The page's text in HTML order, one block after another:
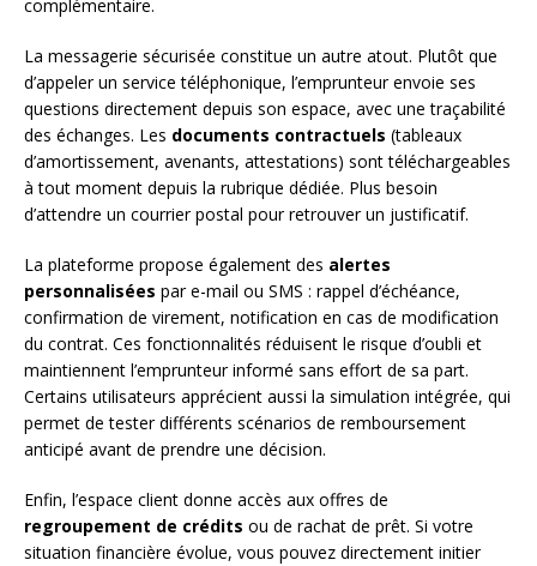
complémentaire.
La messagerie sécurisée constitue un autre atout. Plutôt que
d’appeler un service téléphonique, l’emprunteur envoie ses
questions directement depuis son espace, avec une traçabilité
des échanges. Les documents contractuels (tableaux
d’amortissement, avenants, attestations) sont téléchargeables
à tout moment depuis la rubrique dédiée. Plus besoin
d’attendre un courrier postal pour retrouver un justificatif.
La plateforme propose également des alertes
personnalisées par e-mail ou SMS : rappel d’échéance,
confirmation de virement, notification en cas de modification
du contrat. Ces fonctionnalités réduisent le risque d’oubli et
maintiennent l’emprunteur informé sans effort de sa part.
Certains utilisateurs apprécient aussi la simulation intégrée, qui
permet de tester différents scénarios de remboursement
anticipé avant de prendre une décision.
Enfin, l’espace client donne accès aux offres de
regroupement de crédits ou de rachat de prêt. Si votre
situation financière évolue, vous pouvez directement initier